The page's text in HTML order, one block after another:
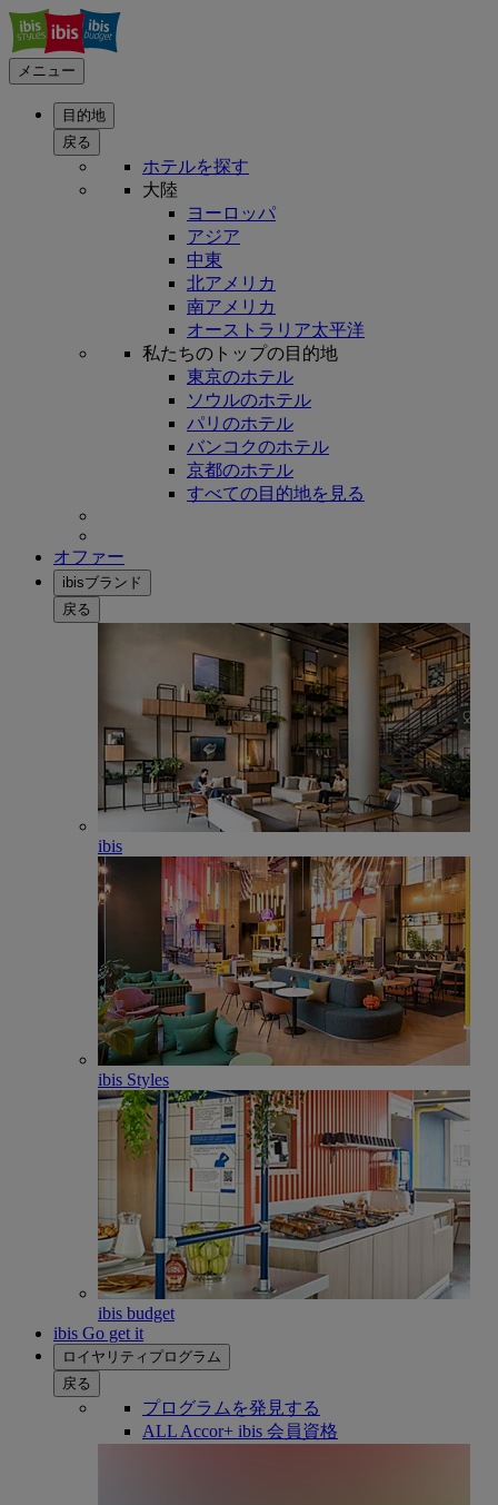
メニュー
目的地
戻る
ホテルを探す
大陸
ヨーロッパ
アジア
中東
北アメリカ
南アメリカ
オーストラリア太平洋
私たちのトップの目的地
東京のホテル
ソウルのホテル
パリのホテル
バンコクのホテル
京都のホテル
すべての目的地を見る
オファー
ibisブランド
戻る
ibis
ibis Styles
ibis budget
ibis Go get it
ロイヤリティプログラム
戻る
プログラムを発見する
ALL Accor+ ibis 会員資格